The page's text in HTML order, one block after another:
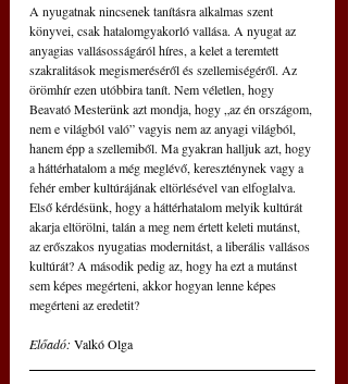
A nyugatnak nincsenek tanításra alkalmas szent
könyvei, csak hatalomgyakorló vallása. A nyugat az
anyagias vallásosságáról híres, a kelet a teremtett
szakralitások megismeréséről és szellemiségéről. Az
örömhír ezen utóbbira tanít. Nem véletlen, hogy
Beavató Mesterünk azt mondja, hogy „az én országom,
nem e világból való” vagyis nem az anyagi világból,
hanem épp a szellemiből. Ma gyakran halljuk azt, hogy
a háttérhatalom a még meglévő, kereszténynek vagy a
fehér ember kultúrájának eltörlésével van elfoglalva.
Első kérdésünk, hogy a háttérhatalom melyik kultúrát
akarja eltörölni, talán a meg nem értett keleti mutánst,
az erőszakos nyugatias modernitást, a liberális vallásos
kultúrát? A második pedig az, hogy ha ezt a mutánst
sem képes megérteni, akkor hogyan lenne képes
megérteni az eredetit?
Előadó: Valkó Olga